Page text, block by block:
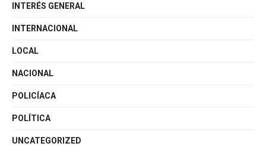
INTERÉS GENERAL
INTERNACIONAL
LOCAL
NACIONAL
POLICÍACA
POLÍTICA
UNCATEGORIZED